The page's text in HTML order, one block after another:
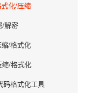
化/压缩
/解密
/格式化
缩/格式化
码格式化工具